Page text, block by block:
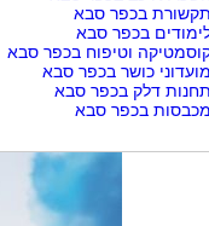
בכפר סבא
בכפר סבא
וטיפוח בכפר סבא
כושר בכפר סבא
דלק בכפר סבא
בכפר סבא